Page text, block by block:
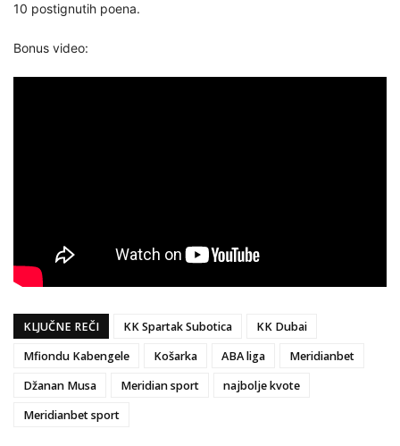
10 postignutih poena.
Bonus video:
KLJUČNE REČI KK Spartak Subotica
KK Dubai
Mfiondu Kabengele
Košarka ABA liga
Meridianbet
Džanan Musa
Meridian sport
najbolje kvote
Meridianbet sport